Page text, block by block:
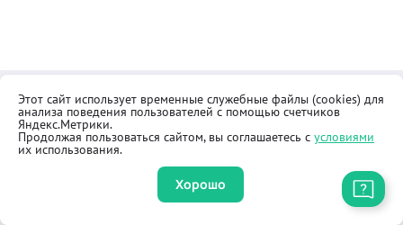
Контакты
Как купить
Общественная приёмная
Реквизиты
Оферта
Правила продажи товаров
Этот сайт использует временные служебные файлы (cookies) для
анализа поведения пользователей с помощью счетчиков
Яндекс.Метрики.
Продолжая пользоваться сайтом, вы соглашаетесь с условиями
их использования.
Хорошо